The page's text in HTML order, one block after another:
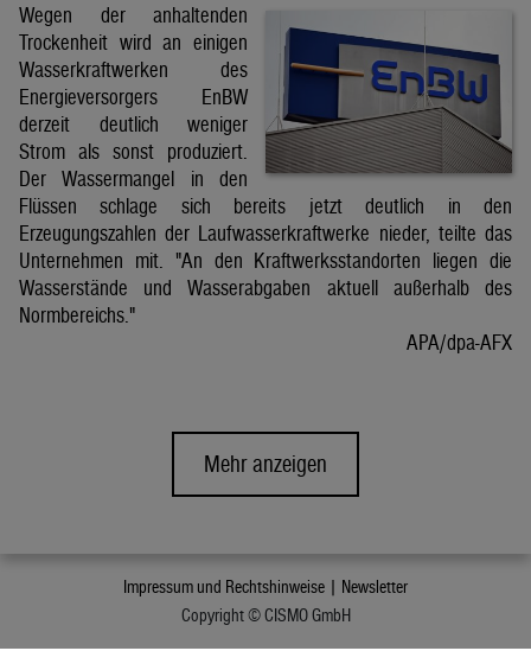
Wegen der anhaltenden
Trockenheit wird an einigen
Wasserkraftwerken des
Energieversorgers EnBW
derzeit deutlich weniger
Strom als sonst produziert.
Der Wassermangel in den
Flüssen schlage sich bereits jetzt deutlich in den
Erzeugungszahlen der Laufwasserkraftwerke nieder, teilte das
Unternehmen mit. "An den Kraftwerksstandorten liegen die
Wasserstände und Wasserabgaben aktuell außerhalb des
Normbereichs."
APA/dpa-AFX
Mehr anzeigen
Impressum und Rechtshinweise | Newsletter
Copyright © CISMO GmbH